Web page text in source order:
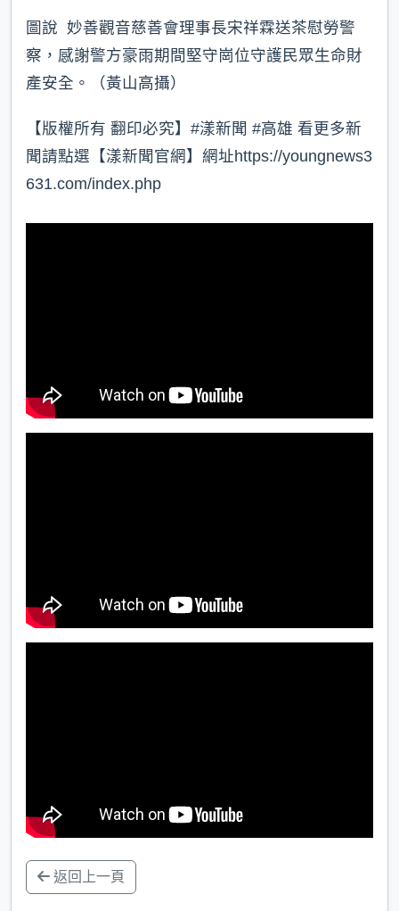
圖說 妙善觀音慈善會理事長宋祥霖送茶慰勞警
察，感謝警方豪雨期間堅守崗位守護民眾生命財
產安全。（黃山高攝）
【版權所有 翻印必究】#漾新聞 #高雄 看更多新
聞請點選【漾新聞官網】網址https://youngnews3
631.com/index.php
返回上一頁